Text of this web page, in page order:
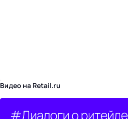
Видео на Retail.ru